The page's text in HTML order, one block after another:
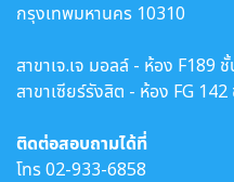
กรุงเทพมหานคร 10310
สาขาเจ.เจ มอลล์ - ห้อง F189
สาขาเซียร์รังสิต - ห้อง FG 142
ติดต่อสอบถามได้ที่
โทร02-933-6858